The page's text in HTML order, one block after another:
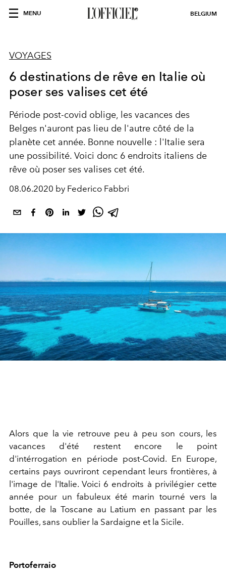
MENU BELGIUM
VOYAGES
6 destinations de rêve en Italie où
poser ses valises cet été
Période post-covid oblige, les vacances des
Belges n'auront pas lieu de l'autre côté de la
planète cet année. Bonne nouvelle : l'Italie sera
une possibilité. Voici donc 6 endroits italiens de
rêve où poser ses valises cet été.
08.06.2020 by Federico Fabbri
Alors que la vie retrouve peu à peu son cours, les
vacances d'été restent encore le point
d'intérrogation en période post-Covid. En Europe,
certains pays ouvriront cependant leurs frontières, à
l'image de l'Italie. Voici 6 endroits à privilégier cette
année pour un fabuleux été marin tourné vers la
botte, de la Toscane au Latium en passant par les
Pouilles, sans oublier la Sardaigne et la Sicile.
Portoferraio